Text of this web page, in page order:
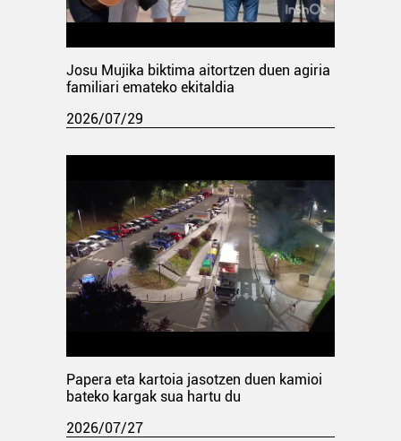
Josu Mujika biktima aitortzen duen agiria
familiari emateko ekitaldia
2026/07/29
Papera eta kartoia jasotzen duen kamioi
bateko kargak sua hartu du
2026/07/27